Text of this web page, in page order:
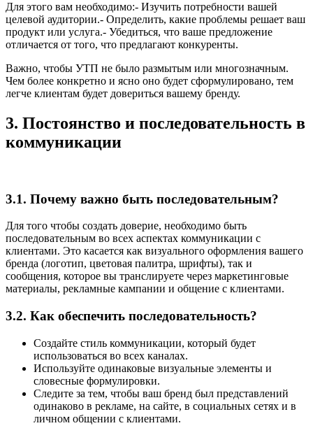
Для этого вам необходимо:- Изучить потребности вашей
целевой аудитории.- Определить, какие проблемы решает ваш
продукт или услуга.- Убедиться, что ваше предложение
отличается от того, что предлагают конкуренты.
Важно, чтобы УТП не было размытым или многозначным.
Чем более конкретно и ясно оно будет сформулировано, тем
легче клиентам будет довериться вашему бренду.
3. Постоянство и последовательность в
коммуникации
3.1. Почему важно быть последовательным?
Для того чтобы создать доверие, необходимо быть
последовательным во всех аспектах коммуникации с
клиентами. Это касается как визуального оформления вашего
бренда (логотип, цветовая палитра, шрифты), так и
сообщения, которое вы транслируете через маркетинговые
материалы, рекламные кампании и общение с клиентами.
3.2. Как обеспечить последовательность?
Создайте стиль коммуникации, который будет
использоваться во всех каналах.
Используйте одинаковые визуальные элементы и
словесные формулировки.
Следите за тем, чтобы ваш бренд был представлений
одинаково в рекламе, на сайте, в социальных сетях и в
личном общении с клиентами.